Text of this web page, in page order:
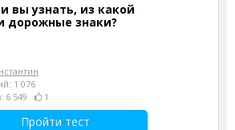
вы узнать, из какой
дорожные знаки?
1 076
6 549
1
Пройти тест